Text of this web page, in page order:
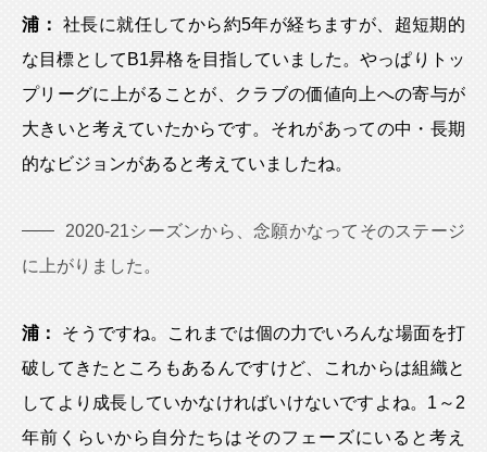
浦：
社長に就任してから約5年が経ちますが、超短期的
な目標としてB1昇格を目指していました。やっぱりトッ
プリーグに上がることが、クラブの価値向上への寄与が
大きいと考えていたからです。それがあっての中・長期
的なビジョンがあると考えていましたね。
2020-21シーズンから、念願かなってそのステージ
に上がりました。
浦：
そうですね。これまでは個の力でいろんな場面を打
破してきたところもあるんですけど、これからは組織と
してより成長していかなければいけないですよね。1～2
年前くらいから自分たちはそのフェーズにいると考え